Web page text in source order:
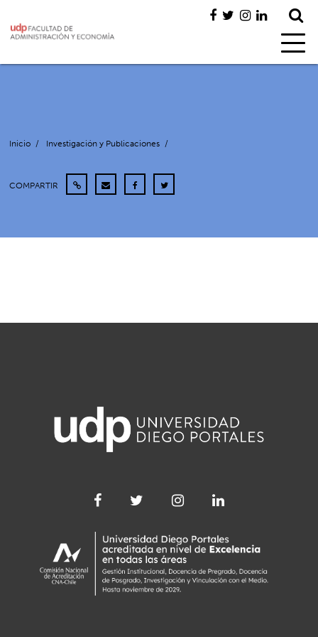
Inicio / Investigación y Publicaciones /
COMPARTIR